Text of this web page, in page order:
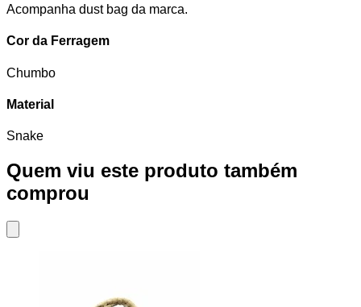
Acompanha dust bag da marca.
Cor da Ferragem
Chumbo
Material
Snake
Quem viu este produto também
comprou